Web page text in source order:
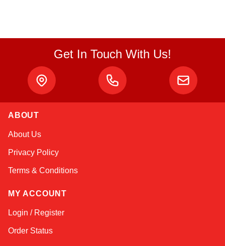
Get In Touch With Us!
ABOUT
About Us
Privacy Policy
Terms & Conditions
MY ACCOUNT
Login / Register
Order Status